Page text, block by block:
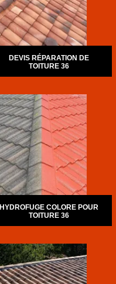
DEVIS RÉPARATION DE
TOITURE 36
HYDROFUGE COLORE POUR
TOITURE 36